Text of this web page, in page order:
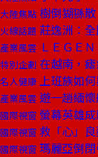
大陸焦點 樹倒猢猻
火線話題 莊逸洲：
產業風雲 ＬＥＧＥ
特別企劃 在越南，
名人健康 上班族如
產業風雲 遊一趟緬
國際視窗 螢幕英雄
國際視窗 救「心」
國際視窗 瑪麗亞倒